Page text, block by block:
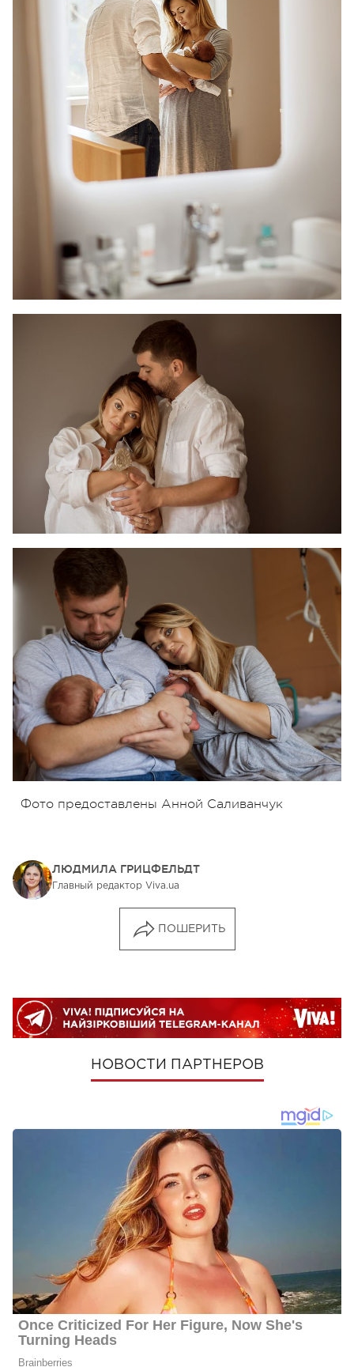
Фото предоставлены Анной Саливанчук
ЛЮДМИЛА ГРИЦФЕЛЬДТ
Главный редактор Viva.ua
ПОШЕРИТЬ
НОВОСТИ ПАРТНЕРОВ